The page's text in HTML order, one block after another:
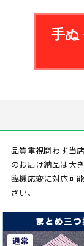
手ぬ
品質重視問わず当
のお届け納品は大
臨機応変に対応可
さい。